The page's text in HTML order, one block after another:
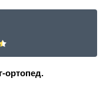
ортопед.